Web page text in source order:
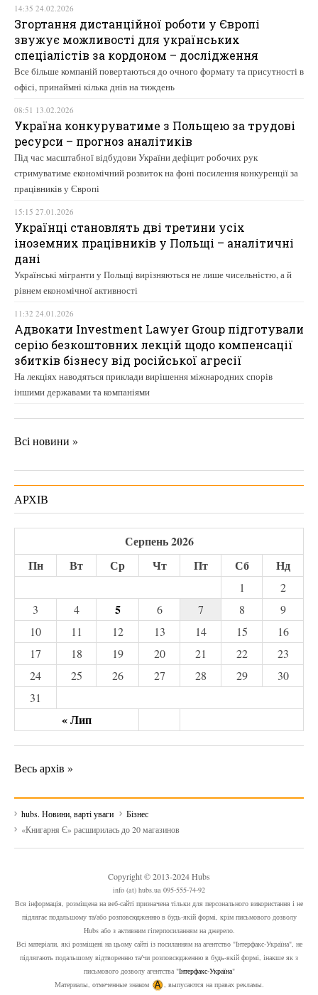
14:35 24.02.2026
Згортання дистанційної роботи у Європі
звужує можливості для українських
спеціалістів за кордоном – дослідження
Все більше компаній повертаються до очного формату та присутності в
офісі, принаймні кілька днів на тиждень
08:51 13.02.2026
Україна конкуруватиме з Польщею за трудові
ресурси – прогноз аналітиків
Під час масштабної відбудови України дефіцит робочих рук
стримуватиме економічний розвиток на фоні посилення конкуренції за
працівників у Європі
15:15 27.01.2026
Українці становлять дві третини усіх
іноземних працівників у Польщі – аналітичні
дані
Українські мігранти у Польщі вирізняються не лише чисельністю, а й
рівнем економічної активності
11:32 24.01.2026
Адвокати Investment Lawyer Group підготували
серію безкоштовних лекцій щодо компенсації
збитків бізнесу від російської агресії
На лекціях наводяться приклади вирішення міжнародних спорів
іншими державами та компаніями
Всі новини »
АРХІВ
Серпень 2026
Пн
Вт Ср Чт Пт Сб Нд
« Лип
1
2
3
4 5 6 7 8
9
10
11 12 13 14 15
16
17
18 19 20 21 22
23
24
25 26 27 28 29
30
31
Весь архів »
hubs. Новини, варті уваги
Бізнес
«Книгарня Є» расширилась до 20 магазинов
Copyright © 2013-2024 Hubs
info (at) hubs.ua 095-555-74-92
Вся інформація, розміщена на веб-сайті призначена тільки для персонального використання і не
підлягає подальшому та/або розповсюдженню в будь-якій формі, крім письмового дозволу
Hubs або з активним гіперпосиланням на джерело.
Всі матеріали, які розміщені на цьому сайті із посиланням на агентство "Інтерфакс-Україна", не
підлягають подальшому відтворенню та/чи розповсюдженню в будь-якій формі, інакше як з
письмового дозволу агентства "Інтерфакс-Україна"
Материалы, отмеченные знаком
, выпусаются на правах рекламы.